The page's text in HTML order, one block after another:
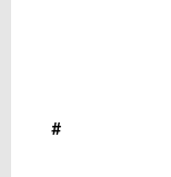
#